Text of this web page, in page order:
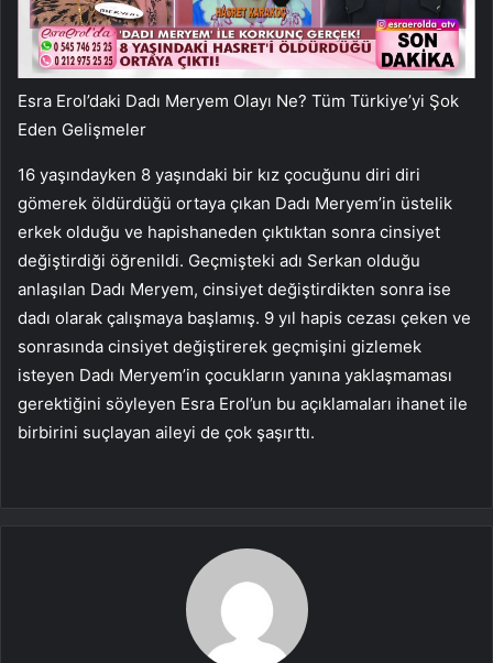
Esra Erol’daki Dadı Meryem Olayı Ne? Tüm Türkiye’yi Şok
Eden Gelişmeler
16 yaşındayken 8 yaşındaki bir kız çocuğunu diri diri
gömerek öldürdüğü ortaya çıkan Dadı Meryem’in üstelik
erkek olduğu ve hapishaneden çıktıktan sonra cinsiyet
değiştirdiği öğrenildi. Geçmişteki adı Serkan olduğu
anlaşılan Dadı Meryem, cinsiyet değiştirdikten sonra ise
dadı olarak çalışmaya başlamış. 9 yıl hapis cezası çeken ve
sonrasında cinsiyet değiştirerek geçmişini gizlemek
isteyen Dadı Meryem’in çocukların yanına yaklaşmaması
gerektiğini söyleyen Esra Erol’un bu açıklamaları ihanet ile
birbirini suçlayan aileyi de çok şaşırttı.